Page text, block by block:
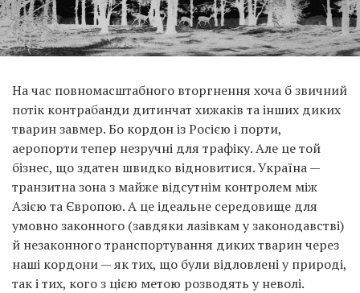
На час повномасштабного вторгнення хоча б звичний
потік контрабанди дитинчат хижаків та інших диких
тварин завмер. Бо кордон із Росією і порти,
аеропорти тепер незручні для трафіку. Але це той
бізнес, що здатен швидко відновитися. Україна —
транзитна зона з майже відсутнім контролем між
Азією та Європою. А це ідеальне середовище для
умовно законного (завдяки лазівкам у законодавстві)
й незаконного транспортування диких тварин через
наші кордони — як тих, що були відловлені у природі,
так і тих, кого з цією метою розводять у неволі.